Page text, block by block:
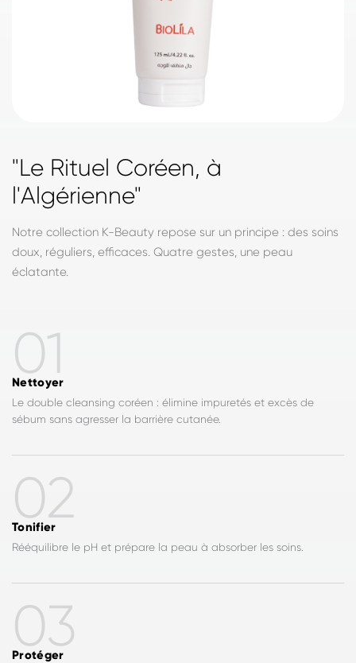
"Le Rituel Coréen, à
l'Algérienne"
Notre collection K-Beauty repose sur un principe : des soins
doux, réguliers, efficaces. Quatre gestes, une peau
éclatante.
01
Nettoyer
Le double cleansing coréen : élimine impuretés et excès de
sébum sans agresser la barrière cutanée.
02
Tonifier
Rééquilibre le pH et prépare la peau à absorber les soins.
03
Protéger